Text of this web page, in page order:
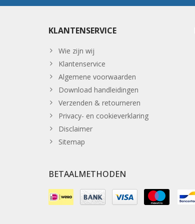
KLANTENSERVICE
Wie zijn wij
Klantenservice
Algemene voorwaarden
Download handleidingen
Verzenden & retourneren
Privacy- en cookieverklaring
Disclaimer
Sitemap
BETAALMETHODEN